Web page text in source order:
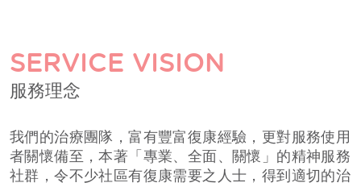
SERVICE VISION
服務理念
我們的治療團隊，富有豐富復康經驗，更對服務使用
者關懷備至，本著「專業、全面、關懷」的精神服務
社群，令不少社區有復康需要之人士，得到適切的治